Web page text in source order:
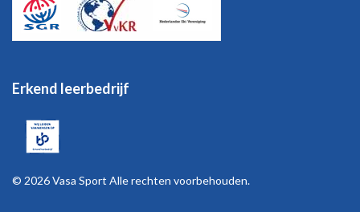
Erkend leerbedrijf
© 2026 Vasa Sport Alle rechten voorbehouden.